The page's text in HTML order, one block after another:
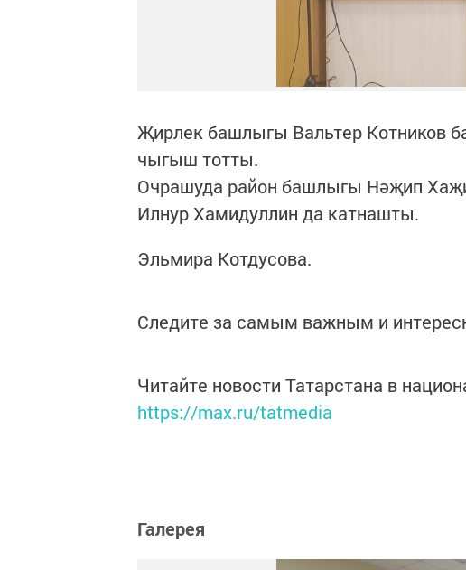
Җирлек башлыгы Вальтер Котников
чыгыш тотты.
Очрашуда район башлыгы Нәҗип
Илнур Хамидуллин да катнашты.
Эльмира Котдусова.
Следите за самым важным и
Читайте новости Татарстана в
https://max.ru/tatmedia
Галерея